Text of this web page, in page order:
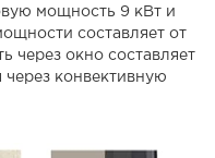
мощность 9 кВт и
составляет от
через окно составляет
конвективную